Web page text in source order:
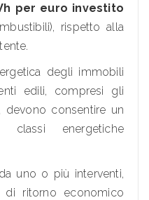
per euro investito
rispetto alla
degli immobili
edili, compresi gli
devono consentire un
energetiche
uno o più interventi,
ritorno economico